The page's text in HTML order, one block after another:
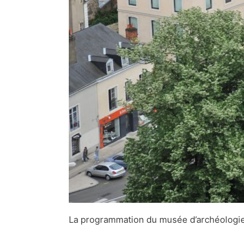
La programmation du musée